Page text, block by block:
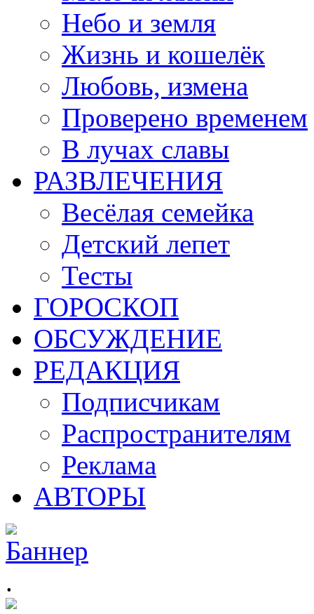
Небо и земля
Жизнь и кошелёк
Любовь, измена
Проверено временем
В лучах славы
РАЗВЛЕЧЕНИЯ
Весёлая семейка
Детский лепет
Тесты
ГОРОСКОП
ОБСУЖДЕНИЕ
РЕДАКЦИЯ
Подписчикам
Распространителям
Реклама
АВТОРЫ
.